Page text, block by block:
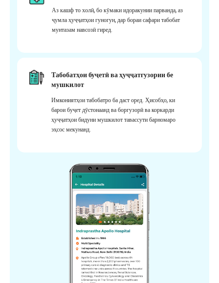
Аз кашф то холӣ, бо кӯмаки идоракунии парванда, аз
ҷумла ҳуҷҷатҳои гуногун, дар бораи сафари табобат
мунтазам навсозӣ гиред.
Табобатҳои буҷетӣ ва ҳуҷҷатгузории бе
мушкилот
Имкониятҳои табобатро ба даст оред. Ҳисобҳо, ки
барои буҷет дӯстонаанд ва боргузорӣ ва коркарди
ҳуҷҷатҳои бидуни мушкилот тавассути барномаро
эҳсос мекунанд.